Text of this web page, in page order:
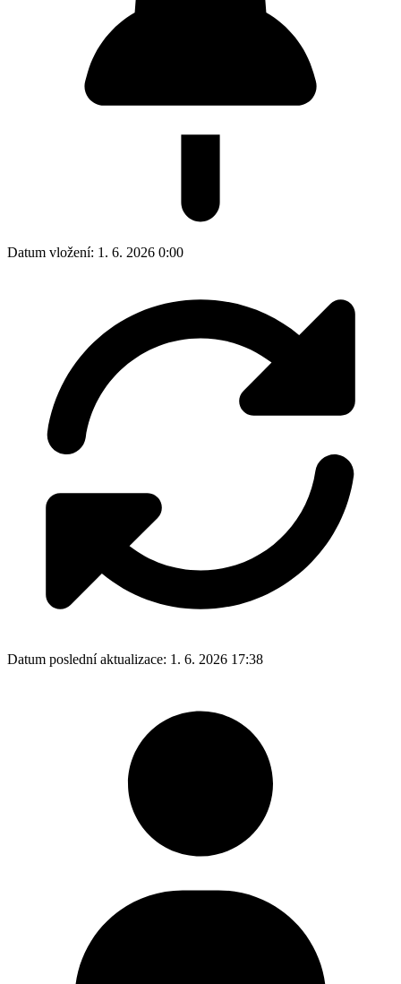
Datum vložení: 1. 6. 2026 0:00
Datum poslední aktualizace: 1. 6. 2026 17:38